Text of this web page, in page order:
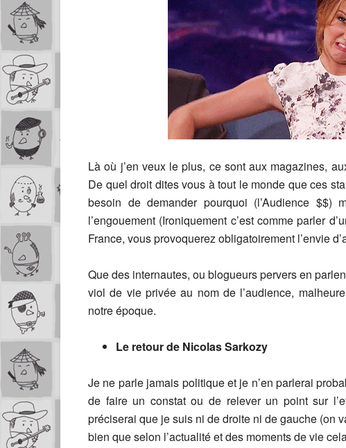
Là où j’en veux le plus, ce sont aux magazines,
De quel droit dites vous à tout le monde que ces
besoin de demander pourquoi (l’Audience $$)
l’engouement (Ironiquement c’est comme parler
France, vous provoquerez obligatoirement l’envie
Que des internautes, ou blogueurs pervers en
viol de vie privée au nom de l’audience,
notre époque.
Le retour de Nicolas Sarkozy
Je ne parle jamais politique et je n’en parlerai
de faire un constat ou de relever un point sur
préciserai que je suis ni de droite ni de gauche (on
bien que selon l’actualité et des moments de vie